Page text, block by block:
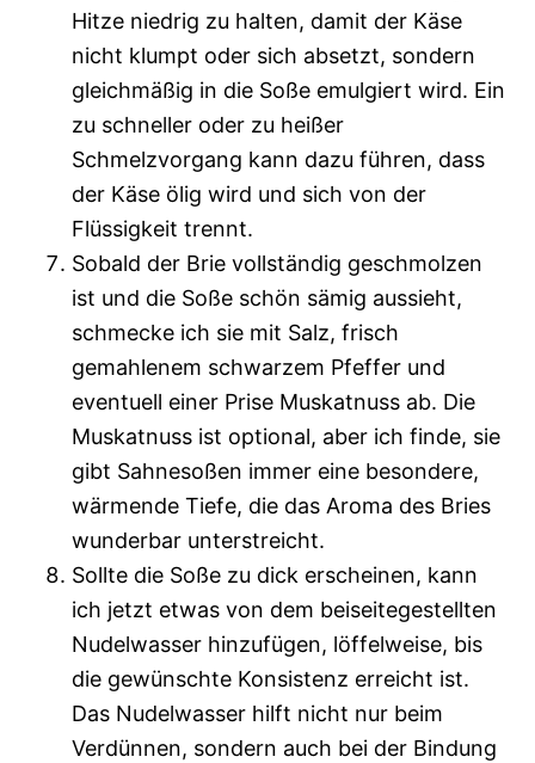
Hitze niedrig zu halten, damit der Käse
nicht klumpt oder sich absetzt, sondern
gleichmäßig in die Soße emulgiert wird. Ein
zu schneller oder zu heißer
Schmelzvorgang kann dazu führen, dass
der Käse ölig wird und sich von der
Flüssigkeit trennt.
Sobald der Brie vollständig geschmolzen
ist und die Soße schön sämig aussieht,
schmecke ich sie mit Salz, frisch
gemahlenem schwarzem Pfeffer und
eventuell einer Prise Muskatnuss ab. Die
Muskatnuss ist optional, aber ich finde, sie
gibt Sahnesoßen immer eine besondere,
wärmende Tiefe, die das Aroma des Bries
wunderbar unterstreicht.
Sollte die Soße zu dick erscheinen, kann
ich jetzt etwas von dem beiseitegestellten
Nudelwasser hinzufügen, löffelweise, bis
die gewünschte Konsistenz erreicht ist.
Das Nudelwasser hilft nicht nur beim
Verdünnen, sondern auch bei der Bindung